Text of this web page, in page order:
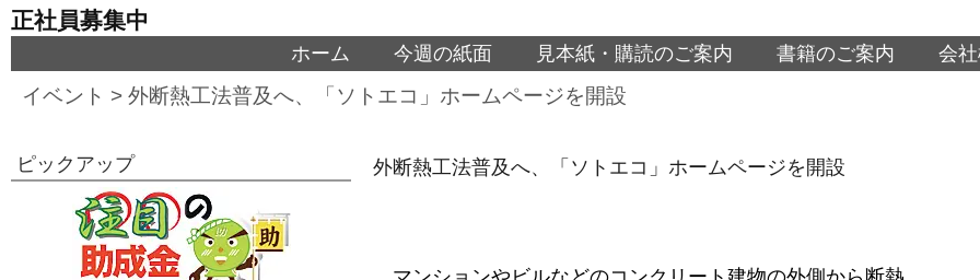
正社員募集中
ホーム 今週の紙面 見本紙・購読のご案内 書籍のご案内 会
イベント > 外断熱工法普及へ、「ソトエコ」ホームページを開設
外断熱工法普及へ、「ソトエコ」ホームページを開設
ピックアップ